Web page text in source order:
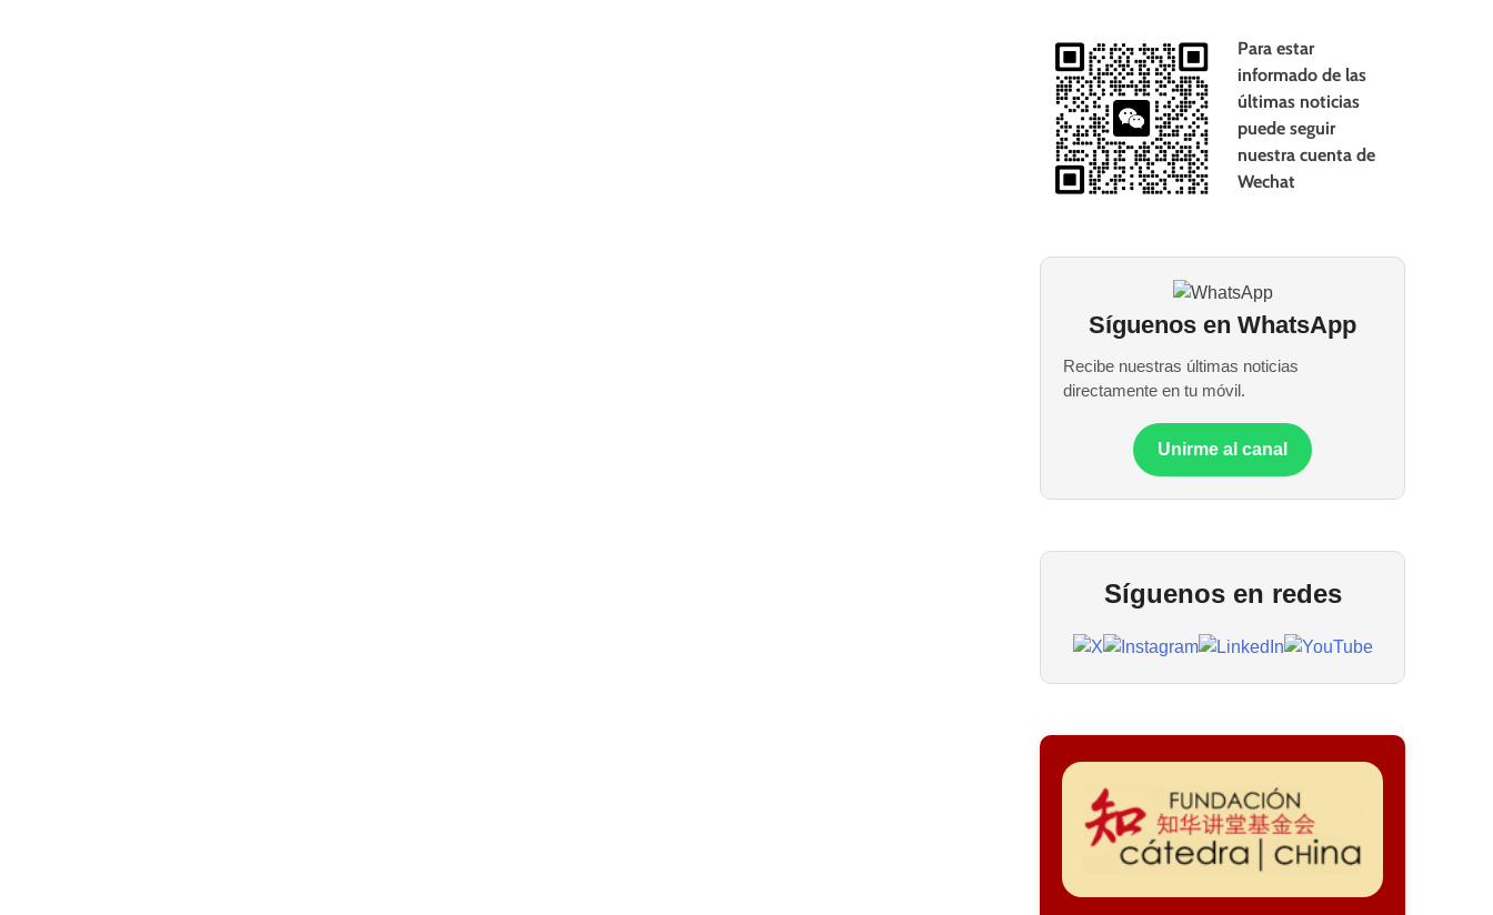
Para estar
informado de las
últimas noticias
puede seguir
nuestra cuenta de
Wechat
Síguenos en WhatsApp
Recibe nuestras últimas noticias
directamente en tu móvil.
Unirme al canal
Síguenos en redes